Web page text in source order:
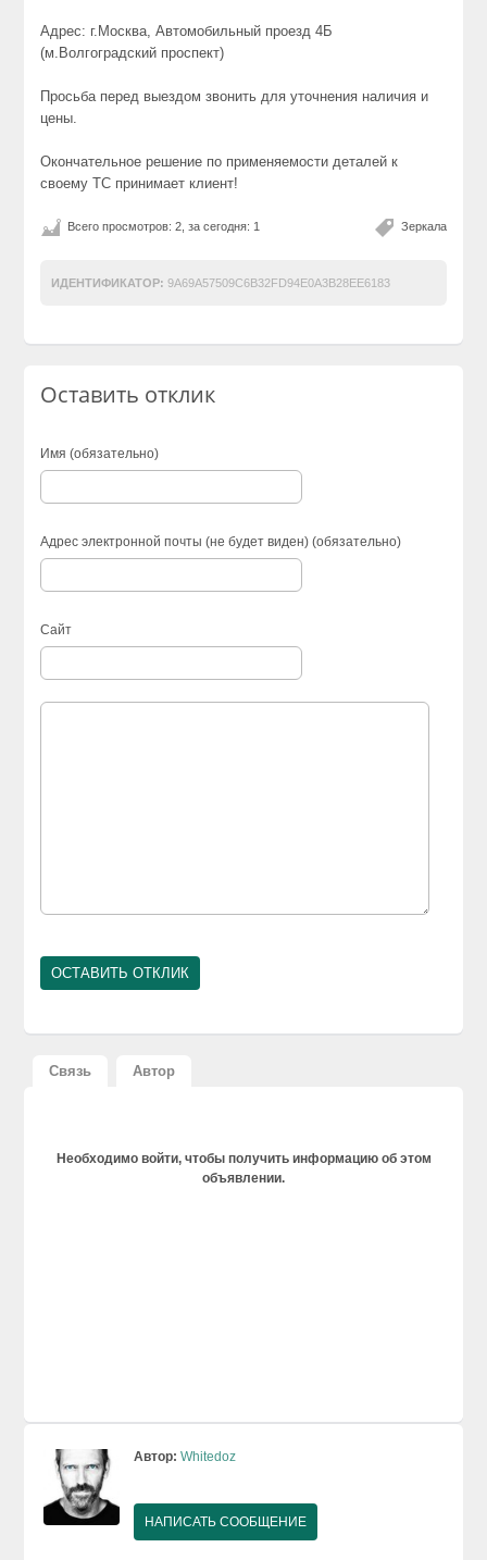
Адрес: г.Москва, Автомобильный проезд 4Б
(м.Волгоградский проспект)
Просьба перед выездом звонить для уточнения наличия и
цены.
Окончательное решение по применяемости деталей к
своему ТС принимает клиент!
Зеркала
Всего просмотров: 2, за сегодня: 1
ИДЕНТИФИКАТОР: 9A69A57509C6B32FD94E0A3B28EE6183
Оставить отклик
Имя (обязательно)
Адрес электронной почты (не будет виден) (обязательно)
Сайт
Связь Автор
Необходимо войти, чтобы получить информацию об этом
объявлении.
Автор: Whitedoz
НАПИСАТЬ СООБЩЕНИЕ